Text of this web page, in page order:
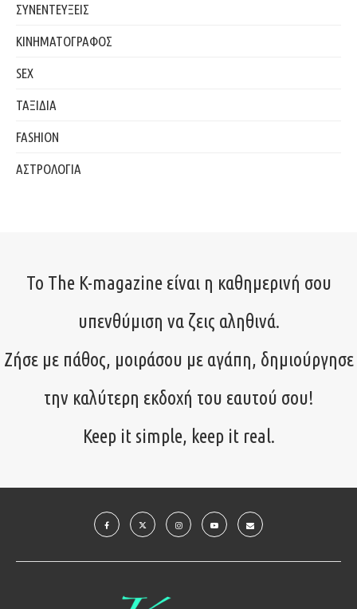
ΣΥΝΕΝΤΕΥΞΕΙΣ
ΚΙΝΗΜΑΤΟΓΡΑΦΟΣ
SEX
ΤΑΞΙΔΙΑ
FASHION
ΑΣΤΡΟΛΟΓΙΑ
Το The K-magazine είναι η καθημερινή σου
υπενθύμιση να ζεις αληθινά.
Ζήσε με πάθος, μοιράσου με αγάπη, δημιούργησε
την καλύτερη εκδοχή του εαυτού σου!
Keep it simple, keep it real.